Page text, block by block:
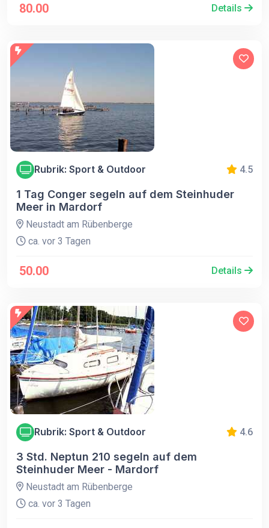
80.00 Details
Rubrik: Sport & Outdoor 4.5
1 Tag Conger segeln auf dem Steinhuder
Meer in Mardorf
Neustadt am Rübenberge
ca. vor 3 Tagen
50.00 Details
Rubrik: Sport & Outdoor 4.6
3 Std. Neptun 210 segeln auf dem
Steinhuder Meer - Mardorf
Neustadt am Rübenberge
ca. vor 3 Tagen